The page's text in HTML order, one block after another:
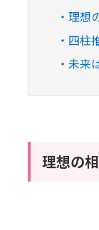
理想
四柱
未来
理想の